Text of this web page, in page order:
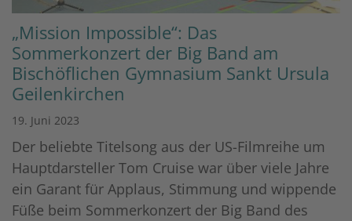
„Mission Impossible“: Das
Sommerkonzert der Big Band am
Bischöflichen Gymnasium Sankt Ursula
Geilenkirchen
19. Juni 2023
Der beliebte Titelsong aus der US-Filmreihe um
Hauptdarsteller Tom Cruise war über viele Jahre
ein Garant für Applaus, Stimmung und wippende
Füße beim Sommerkonzert der Big Band des